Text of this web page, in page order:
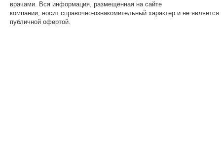
врачами. Вся информация, размещенная на сайте
компании, носит справочно-ознакомительный характер и не является
публичной офертой.